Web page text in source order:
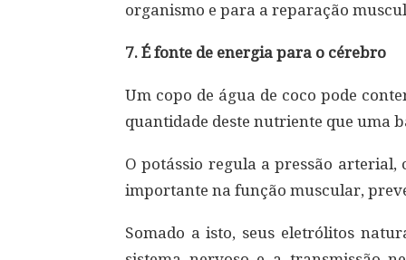
organismo e para a reparação
7. É fonte de energia para o cérebro
Um copo de água de coco pode
quantidade deste nutriente que uma
O potássio regula a pressão
importante na função muscular,
Somado a isto, seus eletrólitos